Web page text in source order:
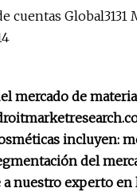
Global3131
mercado de
incluyen:
del
nuestro experto en